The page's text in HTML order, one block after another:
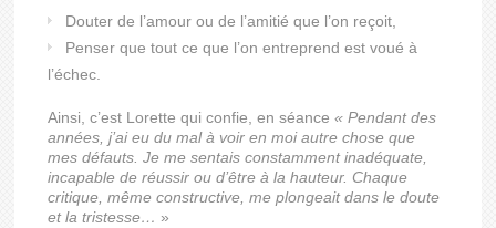
Douter de l’amour ou de l’amitié que l’on reçoit,
Penser que tout ce que l’on entreprend est voué à
l’échec.
Ainsi, c’est Lorette qui confie, en séance« Pendant des
années, j’ai eu du mal à voir en moi autre chose que
mes défauts. Je me sentais constamment inadéquate,
incapable de réussir ou d’être à la hauteur. Chaque
critique, même constructive, me plongeait dans le doute
et la tristesse… »